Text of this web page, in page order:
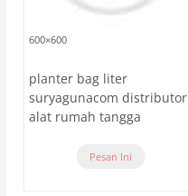
600×600
planter bag liter
suryagunacom distributor
alat rumah tangga
Pesan Ini